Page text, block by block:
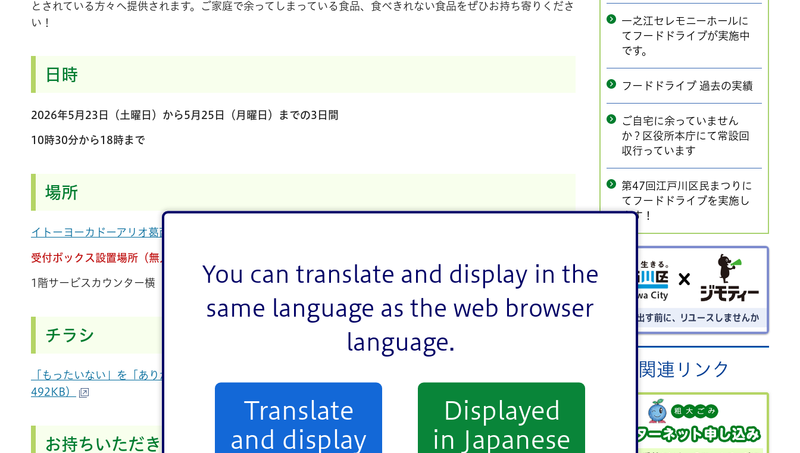
You can translate and display in the
same language as the web browser
language.
Translate
and display
Displayed
in Japanese
とされている方々へ提供されます。ご家庭で余ってしまっている食品、食べきれない食品をぜひお持ち寄りくださ
い！
日時
2026年5月23日（土曜日）から5月25日（月曜日）までの3日間
10時30分から18時まで
場所
イトーヨーカドーアリオ葛西店（東京都江戸川区東葛西9丁目3番3号）
受付ボックス設置場所（無人での受付となります）
1階サービスカウンター横
チラシ
「もったいない」を「ありがとう」へ、イトーヨーカドーアリオ葛西店がフードドライブ実施します!（PDF：
492KB）
お持ちいただきたい食品の種類
一之江セレモニーホールに
てフードドライブが実施中
です。
フードドライブ 過去の実績
ご自宅に余っていません
か？区役所本庁にて常設回
収行っています
第47回江戸川区民まつりに
てフードドライブを実施し
ます！
ごみを出す前にリユースしません
関連リンク